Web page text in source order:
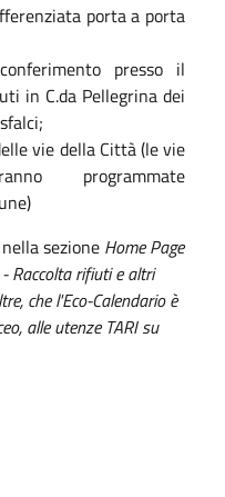
porta a porta
presso il
in C.da Pellegrina dei
vie della Città (le vie
programmate
sezione Home Page
Raccolta rifiuti e altri
che l'Eco-Calendario è
alle utenze TARI su